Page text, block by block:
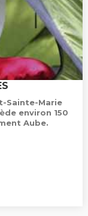
Sainte-Marie
environ 150
Aube.